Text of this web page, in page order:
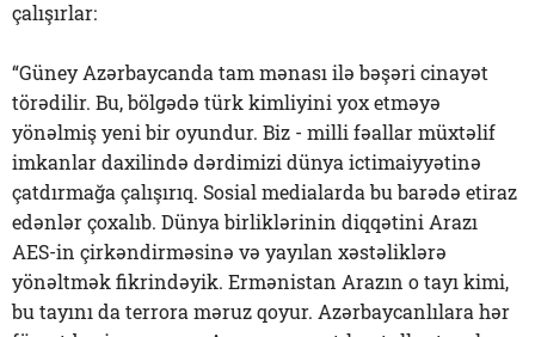
çalışırlar:
“Güney Azərbaycanda tam mənası ilə bəşəri cinayət
törədilir. Bu, bölgədə türk kimliyini yox etməyə
yönəlmiş yeni bir oyundur. Biz - milli fəallar müxtəlif
imkanlar daxilində dərdimizi dünya ictimaiyyətinə
çatdırmağa çalışırıq. Sosial medialarda bu barədə etiraz
edənlər çoxalıb. Dünya birliklərinin diqqətini Arazı
AES-in çirkəndirməsinə və yayılan xəstəliklərə
yönəltmək fikrindəyik. Ermənistan Arazın o tayı kimi,
bu tayını da terrora məruz qoyur. Azərbaycanlılara hər